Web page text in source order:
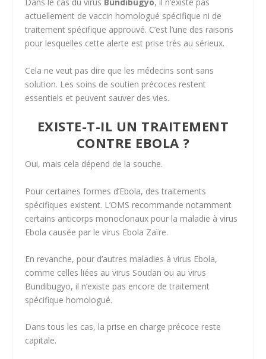
Dans le cas du virus Bundibugyo, il n’existe pas
actuellement de vaccin homologué spécifique ni de
traitement spécifique approuvé. C’est l’une des raisons
pour lesquelles cette alerte est prise très au sérieux.
Cela ne veut pas dire que les médecins sont sans
solution. Les soins de soutien précoces restent
essentiels et peuvent sauver des vies.
EXISTE-T-IL UN TRAITEMENT
CONTRE EBOLA ?
Oui, mais cela dépend de la souche.
Pour certaines formes d’Ebola, des traitements
spécifiques existent. L’OMS recommande notamment
certains anticorps monoclonaux pour la maladie à virus
Ebola causée par le virus Ebola Zaïre.
En revanche, pour d’autres maladies à virus Ebola,
comme celles liées au virus Soudan ou au virus
Bundibugyo, il n’existe pas encore de traitement
spécifique homologué.
Dans tous les cas, la prise en charge précoce reste
capitale.